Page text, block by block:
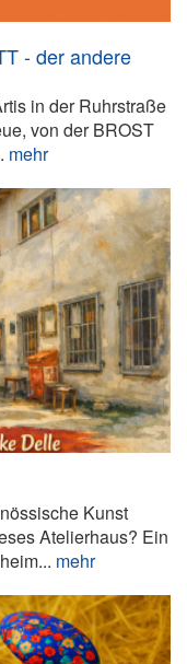
- der andere
in der Ruhrstraße
von der BROST
mehr
Kunst
Atelierhaus? Ein
mehr